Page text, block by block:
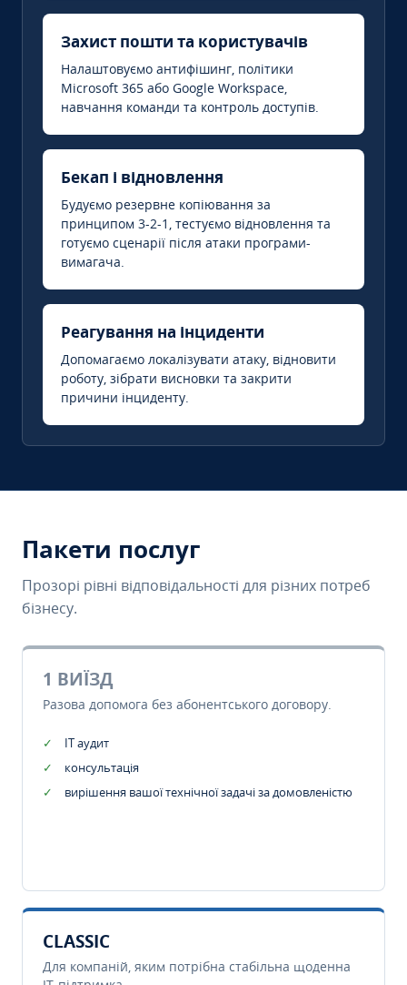
Захист пошти та користувачів
Налаштовуємо антифішинг, політики
Microsoft 365 або Google Workspace,
навчання команди та контроль доступів.
Бекап і відновлення
Будуємо резервне копіювання за
принципом 3-2-1, тестуємо відновлення та
готуємо сценарії після атаки програми-
вимагача.
Реагування на інциденти
Допомагаємо локалізувати атаку, відновити
роботу, зібрати висновки та закрити
причини інциденту.
Пакети послуг
Прозорі рівні відповідальності для різних потреб
бізнесу.
1 ВИЇЗД
Разова допомога без абонентського договору.
IT аудит
консультація
вирішення вашої технічної задачі за домовленістю
CLASSIC
Для компаній, яким потрібна стабільна щоденна